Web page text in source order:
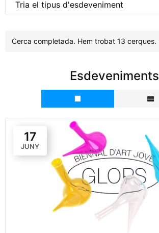
Cerca completada. Hem trobat 13 cerques.
Esdeveniments
17
JUNY